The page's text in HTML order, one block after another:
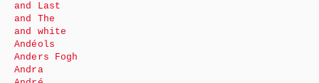
and Last
and The
and white
Andéols
Anders Fogh
Andra